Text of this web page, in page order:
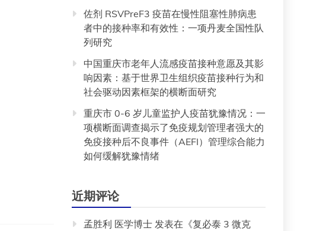
佐剂 RSVPreF3 疫苗在慢性阻塞性肺病患
者中的接种率和有效性：一项丹麦全国性队
列研究
中国重庆市老年人流感疫苗接种意愿及其影
响因素：基于世界卫生组织疫苗接种行为和
社会驱动因素框架的横断面研究
重庆市 0-6 岁儿童监护人疫苗犹豫情况：一
项横断面调查揭示了免疫规划管理者强大的
免疫接种后不良事件（AEFI）管理综合能力
如何缓解犹豫情绪
近期评论
孟胜利 医学博士 发表在《复必泰 3 微克